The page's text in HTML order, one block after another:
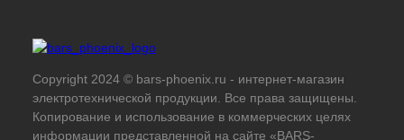
Copyright 2024 © bars-phoenix.ru - интернет-магазин
электротехнической продукции. Все права защищены.
Копирование и использование в коммерческих целях
информации представленной на сайте «BARS-